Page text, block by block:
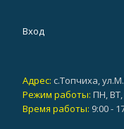
Вход
Адрес: с.Топчиха,
Режим работы: ПН,
Время работы: 9:00 -